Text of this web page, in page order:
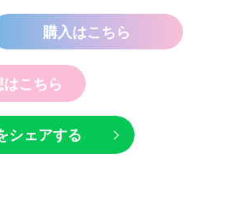
購入はこちら
こちら
シェアする
事件
く死
怪盗クイーンはサー
カスがお好き ゲー
ムブック